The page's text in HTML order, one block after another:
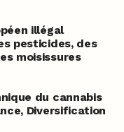
illégal
pesticides, des
moisissures
du cannabis
Diversification